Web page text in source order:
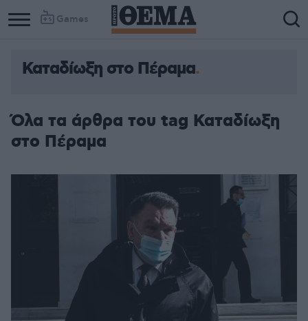
Games
Καταδίωξη στο Πέραμα
Όλα τα άρθρα του tag Καταδίωξη
στο Πέραμα